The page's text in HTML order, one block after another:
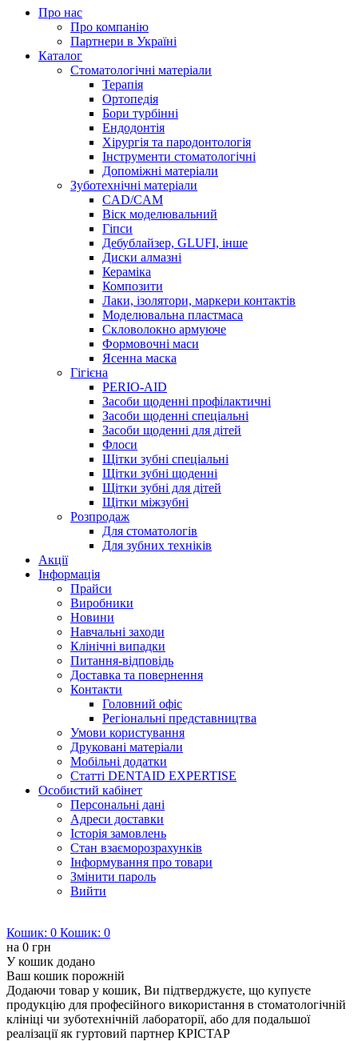
Про нас
Про компанію
Партнери в Україні
Каталог
Стоматологічні матеріали
Терапія
Ортопедія
Бори турбінні
Ендодонтія
Хірургія та пародонтологія
Інструменти стоматологічні
Допоміжні матеріали
Зуботехнічні матеріали
CAD/CAM
Віск моделювальний
Гіпси
Дебублайзер, GLUFI, інше
Диски алмазні
Кераміка
Композити
Лаки, ізолятори, маркери контактів
Моделювальна пластмаса
Скловолокно армуюче
Формовочні маси
Ясенна маска
Гігієна
PERIO-AID
Засоби щоденні профілактичні
Засоби щоденні спеціальні
Засоби щоденні для дітей
Флоси
Щітки зубні спеціальні
Щітки зубні щоденні
Щітки зубні для дітей
Щітки міжзубні
Розпродаж
Для стоматологів
Для зубних техніків
Акції
Інформація
Прайси
Виробники
Новини
Навчальні заходи
Клінічні випадки
Питання-відповідь
Доставка та повернення
Контакти
Головний офіс
Регіональні представництва
Умови користування
Друковані матеріали
Мобільні додатки
Статті DENTAID EXPERTISE
Особистий кабінет
Персональні дані
Адреси доставки
Історія замовлень
Стан взаєморозрахунків
Інформування про товари
Змінити пароль
Вийти
Кошик: 0 Кошик: 0
на 0 грн
У кошик додано
Ваш кошик порожній
Додаючи товар у кошик, Ви підтверджуєте, що купуєте
продукцію для професійного використання в стоматологічній
клініці чи зуботехнічній лабораторії, або для подальшої
реалізації як гуртовий партнер КРІСТАР